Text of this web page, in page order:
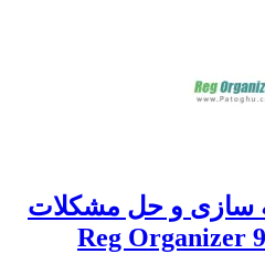
سازی و حل مشکلات